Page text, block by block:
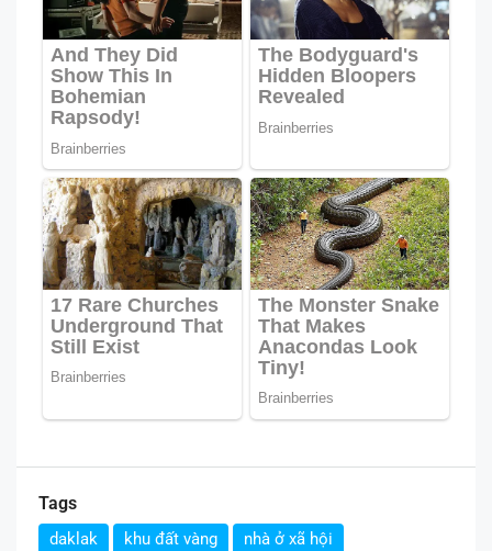
Tags
daklak khu đất vàng
nhà ở xã hội